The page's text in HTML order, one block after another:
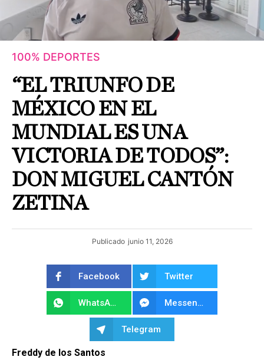
100% DEPORTES
“EL TRIUNFO DE
MÉXICO EN EL
MUNDIAL ES UNA
VICTORIA DE TODOS”:
DON MIGUEL CANTÓN
ZETINA
Publicado junio 11, 2026
Facebook Twitter
WhatsApp Messenger
Telegram
Freddy de los Santos